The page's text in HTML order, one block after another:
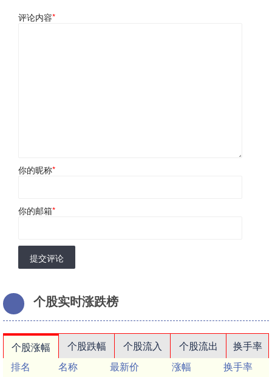
评论内容*
你的昵称*
你的邮箱*
提交评论
个股实时涨跌榜
个股涨幅 个股跌幅 个股流入 个股流出
换手率
排名
名称 最新价 涨幅
换手率